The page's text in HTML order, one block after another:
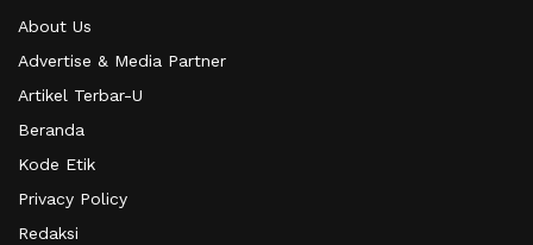
About Us
Advertise & Media Partner
Artikel Terbar-U
Beranda
Kode Etik
Privacy Policy
Redaksi